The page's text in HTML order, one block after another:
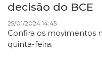
decisão do BCE
25/01/2024 14:45
Confira os movimentos
quinta-feira.